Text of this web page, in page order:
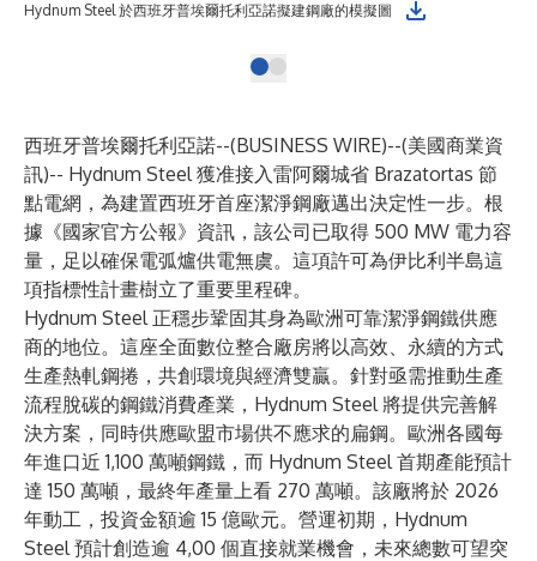
Hydnum Steel 於西班牙普埃爾托利亞諾擬建鋼廠的模擬圖
西班牙普埃爾托利亞諾--(BUSINESS WIRE)--(美國商業資
訊)-- Hydnum Steel 獲准接入雷阿爾城省 Brazatortas 節
點電網，為建置西班牙首座潔淨鋼廠邁出決定性一步。根
據《國家官方公報》資訊，該公司已取得 500 MW 電力容
量，足以確保電弧爐供電無虞。這項許可為伊比利半島這
項指標性計畫樹立了重要里程碑。
Hydnum Steel 正穩步鞏固其身為歐洲可靠潔淨鋼鐵供應
商的地位。這座全面數位整合廠房將以高效、永續的方式
生產熱軋鋼捲，共創環境與經濟雙贏。針對亟需推動生產
流程脫碳的鋼鐵消費產業，Hydnum Steel 將提供完善解
決方案，同時供應歐盟市場供不應求的扁鋼。歐洲各國每
年進口近 1,100 萬噸鋼鐵，而 Hydnum Steel 首期產能預計
達 150 萬噸，最終年產量上看 270 萬噸。該廠將於 2026
年動工，投資金額逾 15 億歐元。營運初期，Hydnum
Steel 預計創造逾 4,00 個直接就業機會，未來總數可望突